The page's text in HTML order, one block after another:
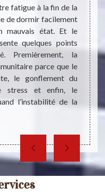
fatigue à la fin de la
de dormir facilement
mauvais état. Et le
quelques points
Premièrement, la
parce que le
le gonflement du
stress et enfin, le
l’instabilité de la
Les
est
est
un
vos